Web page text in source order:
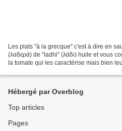
Les plats "à la grecque" c'est à dire en
(λαδερά) de "ladhi" (λάδι) huile et vous
la tomate qui les caractérise mais bien
Hébergé par Overblog
Top articles
Pages